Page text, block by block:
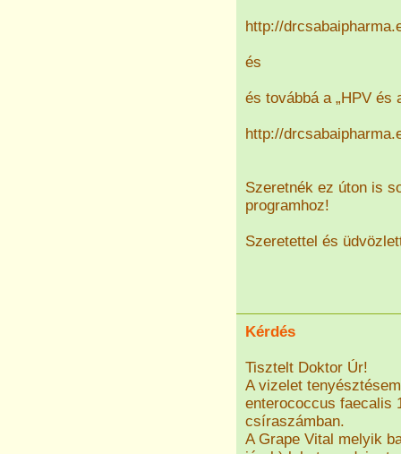
http://
és
és továbbá a „HPV és
http://
Szeretnék ez úton is
programhoz!
Szeretettel és
Kérdés
Tisztelt Doktor Úr!
A vizelet
enterococcus faecalis
csíraszámban.
A Grape Vital melyik